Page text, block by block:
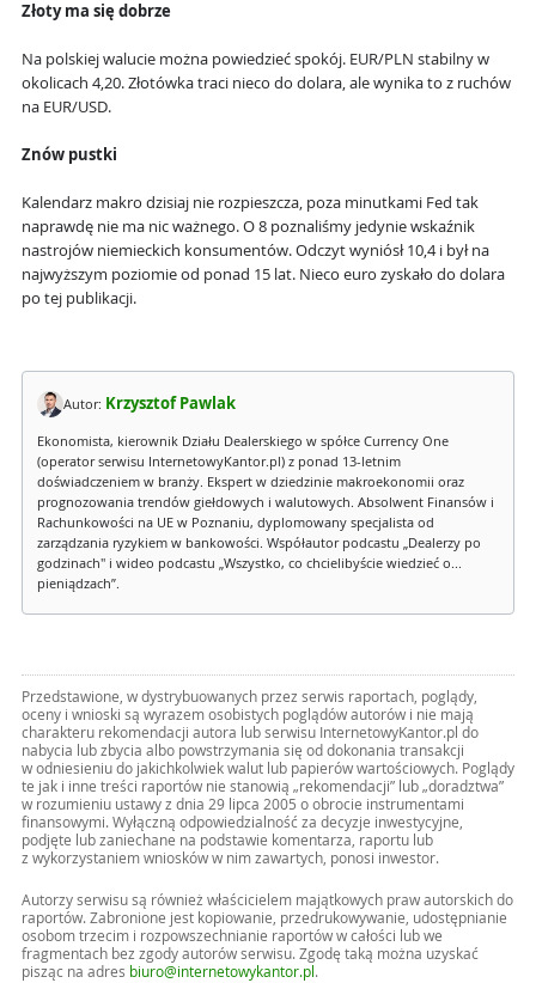
Złoty ma się dobrze
Na polskiej walucie można powiedzieć spokój. EUR/PLN stabilny w
okolicach 4,20. Złotówka traci nieco do dolara, ale wynika to z ruchów
na EUR/USD.
Znów pustki
Kalendarz makro dzisiaj nie rozpieszcza, poza minutkami Fed tak
naprawdę nie ma nic ważnego. O 8 poznaliśmy jedynie wskaźnik
nastrojów niemieckich konsumentów. Odczyt wyniósł 10,4 i był na
najwyższym poziomie od ponad 15 lat. Nieco euro zyskało do dolara
po tej publikacji.
Autor: Krzysztof Pawlak
Ekonomista, kierownik Działu Dealerskiego w spółce Currency One
(operator serwisu InternetowyKantor.pl) z ponad 13-letnim
doświadczeniem w branży. Ekspert w dziedzinie makroekonomii oraz
prognozowania trendów giełdowych i walutowych. Absolwent Finansów i
Rachunkowości na UE w Poznaniu, dyplomowany specjalista od
zarządzania ryzykiem w bankowości. Współautor podcastu „Dealerzy po
godzinach" i wideo podcastu „Wszystko, co chcielibyście wiedzieć o...
pieniądzach”.
Przedstawione, w dystrybuowanych przez serwis raportach, poglądy,
oceny i wnioski są wyrazem osobistych poglądów autorów i nie mają
charakteru rekomendacji autora lub serwisu InternetowyKantor.pl do
nabycia lub zbycia albo powstrzymania się od dokonania transakcji
w odniesieniu do jakichkolwiek walut lub papierów wartościowych. Poglądy
te jak i inne treści raportów nie stanowią „rekomendacji” lub „doradztwa”
w rozumieniu ustawy z dnia 29 lipca 2005 o obrocie instrumentami
finansowymi. Wyłączną odpowiedzialność za decyzje inwestycyjne,
podjęte lub zaniechane na podstawie komentarza, raportu lub
z wykorzystaniem wniosków w nim zawartych, ponosi inwestor.
Autorzy serwisu są również właścicielem majątkowych praw autorskich do
raportów. Zabronione jest kopiowanie, przedrukowywanie, udostępnianie
osobom trzecim i rozpowszechnianie raportów w całości lub we
fragmentach bez zgody autorów serwisu. Zgodę taką można uzyskać
pisząc na adres biuro@internetowykantor.pl .